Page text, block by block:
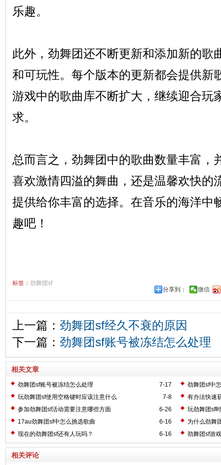
乐趣。
此外，劲舞团还不断更新和添加新的歌
和可玩性。每个版本的更新都会提供新
游戏中的歌曲库不断扩大，继续迎合玩
求。
总而言之，劲舞团中的歌曲数量丰富，
喜欢激情四溢的舞曲，还是温馨欢快的
提供给你丰富的选择。在音乐的海洋中
趣吧！
标签： 劲舞团sf
分享到：
微信
上一篇： 劲舞团sf经久不衰的原因
下一篇： 劲舞团sf账号被冻结怎么处理
相关文章
7-17
劲舞团sf账号被冻结怎么处理
劲舞团sf中
7-8
玩劲舞团sf使用空格键时应该注意什么
有办法快速
6-26
参加劲舞团sf活动需要注意哪些方面
玩劲舞团sf
6-16
17au劲舞团sf中怎么挑选歌曲
为什么劲舞
6-16
现在的劲舞团sf还有人玩吗？ 劲舞团sf游
相关评论